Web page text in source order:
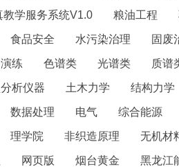
学服务系统V1.0 粮油工程
食品安全 水污染治理 固废
练 色谱类 光谱类 质谱
析仪器 土木力学 结构力学
数据处理 电气 综合能源
理学院 非织造原理 无机材
网页版 烟台黄金 黑龙江